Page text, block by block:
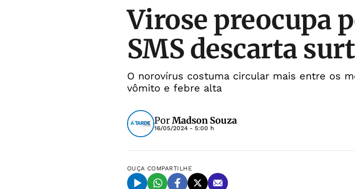
Virose preocupa
SMS descarta
O norovírus costuma circular mais entre os
vômito e febre alta
PorMadson Souza
16/05/2024 - 5:00 h
OUÇA COMPARTILHE